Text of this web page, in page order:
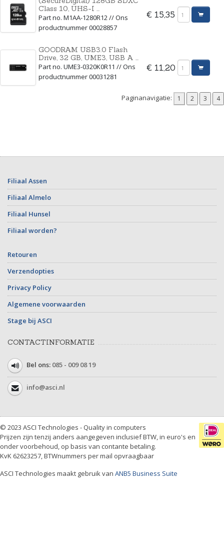
Class 10, UHS-I ...
Part no. M1AA-1280R12 // Ons
productnummer 00028857
€ 15,35
GOODRAM USB3.0 Flash
Drive, 32 GB, UME3, USB A ...
Part no. UME3-0320K0R11 // Ons
productnummer 00031281
€ 11,20
Paginanavigatie:
Filiaal Assen
Filiaal Almelo
Filiaal Hunsel
Filiaal worden?
Retouren
Verzendopties
Privacy Policy
Algemene voorwaarden
Stage bij ASCI
CONTACTINFORMATIE
Bel ons: 085 - 009 08 19
info@asci.nl
© 2023 ASCI Technologies - Quality in computers
Prijzen zijn tenzij anders aangegeven inclusief BTW, in euro's en
onder voorbehoud, op basis van contante betaling.
KvK 62623257, BTWnummers per mail opvraagbaar
ASCI Technologies maakt gebruik van ANB5 Business Suite